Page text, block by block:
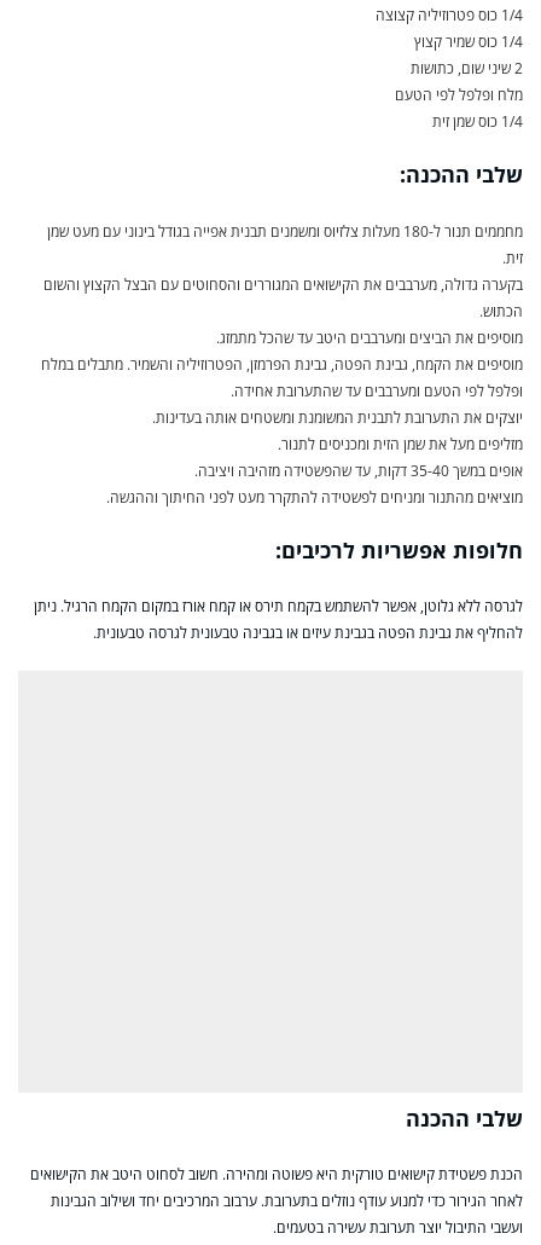
1/4 כוס פטרוזיליה קצוצה
1/4 כוס שמיר קצוץ
2 שיני שום, כתושות
מלח ופלפל לפי הטעם
1/4 כוס שמן זית
שלבי ההכנה:
מחממים תנור ל-180 מעלות צלזיוס ומשמנים תבנית אפייה בגודל בינוני עם מעט שמן
זית.
בקערה גדולה, מערבבים את הקישואים המגוררים והסחוטים עם הבצל הקצוץ והשום
הכתוש.
מוסיפים את הביצים ומערבבים היטב עד שהכל מתמזג.
מוסיפים את הקמח, גבינת הפטה, גבינת הפרמזן, הפטרוזיליה והשמיר. מתבלים במלח
ופלפל לפי הטעם ומערבבים עד שהתערובת אחידה.
יוצקים את התערובת לתבנית המשומנת ומשטחים אותה בעדינות.
מזליפים מעל את שמן הזית ומכניסים לתנור.
אופים במשך 35-40 דקות, עד שהפשטידה מזהיבה ויציבה.
מוציאים מהתנור ומניחים לפשטידה להתקרר מעט לפני החיתוך וההגשה.
חלופות אפשריות לרכיבים:
לגרסה ללא גלוטן, אפשר להשתמש בקמח תירס או קמח אורז במקום הקמח הרגיל. ניתן
להחליף את גבינת הפטה בגבינת עיזים או בגבינה טבעונית לגרסה טבעונית.
שלבי ההכנה
הכנת פשטידת קישואים טורקית היא פשוטה ומהירה. חשוב לסחוט היטב את הקישואים
לאחר הגירור כדי למנוע עודף נוזלים בתערובת. ערבוב המרכיבים יחד ושילוב הגבינות
ועשבי התיבול יוצר תערובת עשירה בטעמים.